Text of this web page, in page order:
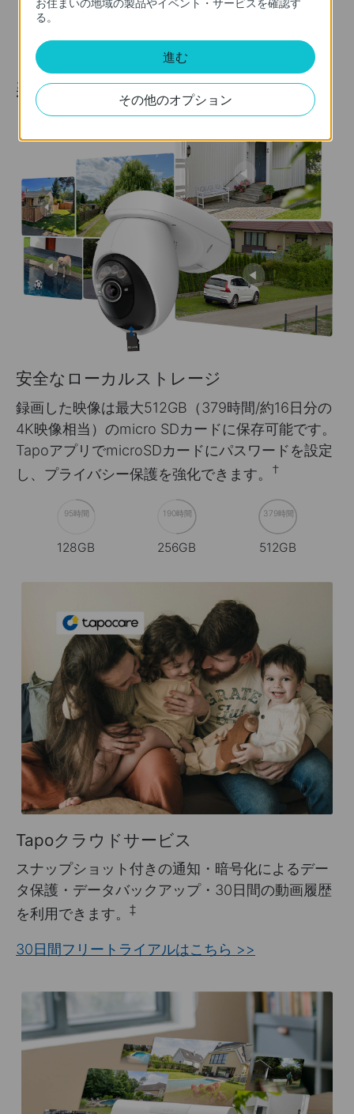
柔軟なストレージ管理
安全なローカルストレージ
録画した映像は最大512GB（379時間/約16日分の
4K映像相当）のmicro SDカードに保存可能です。
TapoアプリでmicroSDカードにパスワードを設定
し、プライバシー保護を強化できます。
†
95時間
128GB
190時間
256GB
379時間
512GB
Tapoクラウドサービス
スナップショット付きの通知・暗号化によるデー
タ保護・データバックアップ・30日間の動画履歴
を利用できます。 ‡
30日間フリートライアルはこちら >>
お住まいの地域の製品やイベント・サービスを確認す
る。
進む
その他のオプション